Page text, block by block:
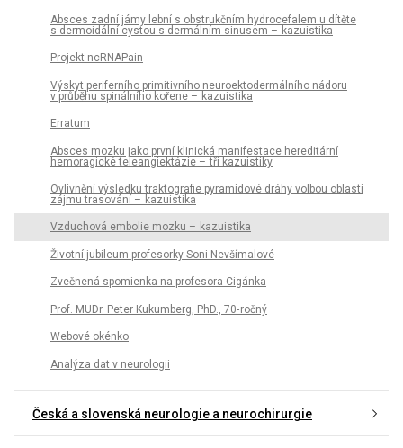
Absces zadní jámy lební s obstrukčním hydrocefalem u dítěte
s dermoidální cystou s dermálním sinusem – kazuistika
Projekt ncRNAPain
Výskyt periferního primitivního neuroektodermálního nádoru
v průběhu spinálního kořene – kazuistika
Erratum
Absces mozku jako první klinická manifestace hereditární
hemoragické teleangiektázie – tři kazuistiky
Ovlivnění výsledku traktografie pyramidové dráhy volbou oblasti
zájmu trasování – kazuistika
Vzduchová embolie mozku – kazuistika
Životní jubileum profesorky Soni Nevšímalové
Zvečnená spomienka na profesora Cigánka
Prof. MUDr. Peter Kukumberg, PhD., 70- ročný
Webové okénko
Analýza dat v neurologii
Česká a slovenská neurologie a neurochirurgie